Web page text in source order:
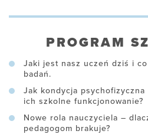
PROGRAM
Jaki jest nasz uczeń dziś i
badań.
Jak kondycja psychofizyczna
ich szkolne funkcjonowanie?
Nowe rola nauczyciela –
pedagogom brakuje?